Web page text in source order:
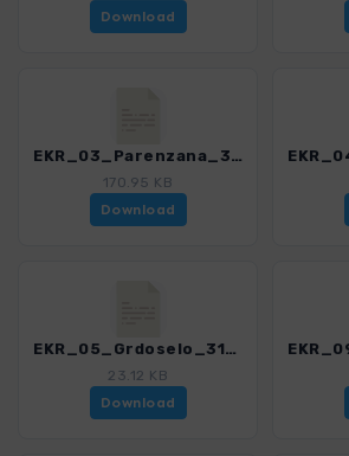
Download
EKR_03_Parenzana_3158_1.gpx
170.95 KB
Download
EKR_05_Grdoselo_3158_1.gpx
23.12 KB
Download